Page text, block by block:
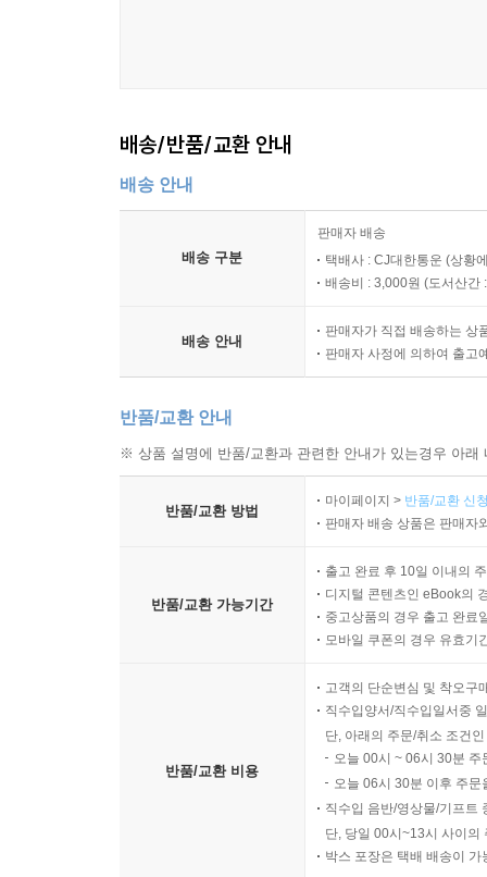
배송/반품/교환 안내
배송 안내
배송 구분
판매자 배송
택배사 : CJ대한통운 (상황
배송비 : 3,000원 (도서산간
배송 안내
판매자가 직접 배송하는 상
판매자 사정에 의하여 출고
반품/교환 안내
※ 상품 설명에 반품/교환과 관련한 안내가 있는경우 아
반품/교환 방법
마이페이지 > 반품/교환 신
판매자 배송 상품은 판매자
반품/교환 가능기간
출고 완료 후 10일 이내의
디지털 콘텐츠인 eBook의
중고상품의 경우 출고 완료
모바일 쿠폰의 경우 유효기
반품/교환 비용
고객의 단순변심 및 착오구
직수입양서/직수입일서중
단, 아래의 주문/취소 조건
오늘 00시 ~ 06시 30분
오늘 06시 30분 이후 주
직수입 음반/영상물/기프트
단, 당일 00시~13시 사이의
박스 포장은 택배 배송이